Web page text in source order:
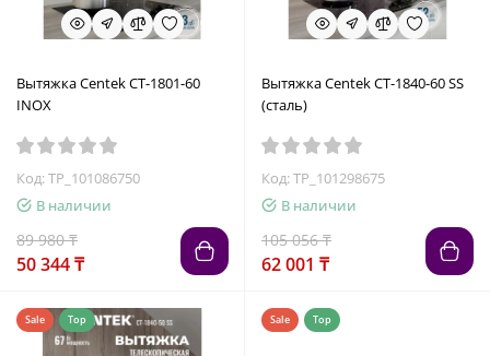
Вытяжка Centek CT-1801-60
INOX
Код: TP_101086750
В наличии
89 980 ₸
50 344 ₸
Вытяжка Centek СТ-1840-60 SS
(сталь)
Код: TP_101298675
В наличии
105 056 ₸
62 001 ₸
Sale Top Sale Top